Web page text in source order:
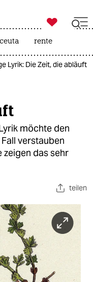

taz zahl ich
ceuta rente
Lyrik: Die Zeit, die abläuft
möchte den
verstauben
zeigen das sehr
teilen